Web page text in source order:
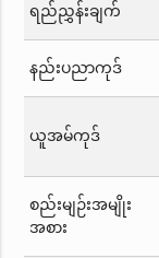
ရည်ညွှန်းချက်
နည်းပညာကုဒ်
ယူအမ်ကုဒ်
စည်းမျဉ်းအမျိုး
အစား